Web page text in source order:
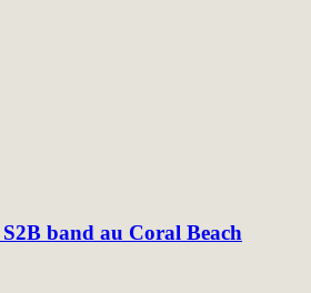
band au Coral Beach